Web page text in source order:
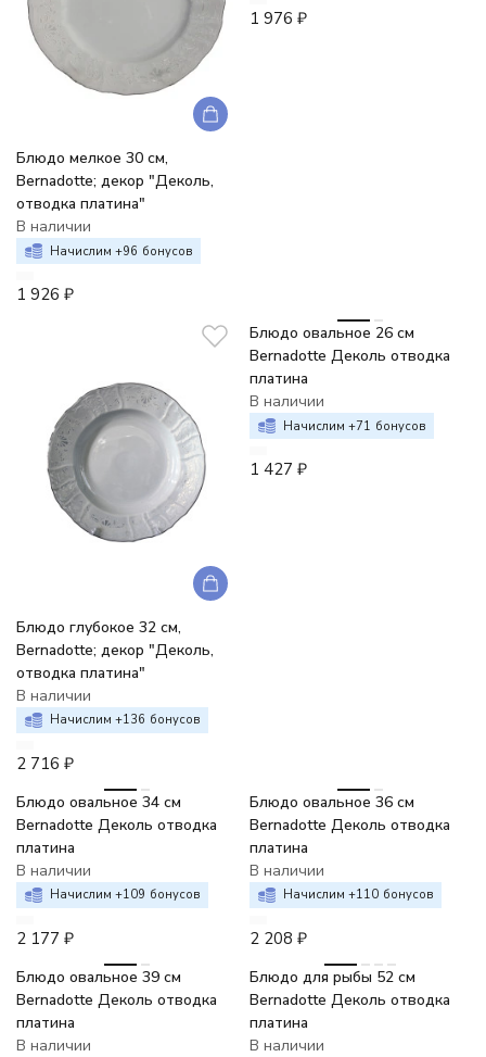
Блюдо мелкое 30 см,
Bernadotte; декор "Деколь,
отводка платина"
В наличии
Начислим +96 бонусов
1 926 ₽
1 976 ₽
Блюдо глубокое 32 см,
Bernadotte; декор "Деколь,
отводка платина"
В наличии
Начислим +136 бонусов
2 716 ₽
Блюдо овальное 26 см
Bernadotte Деколь отводка
платина
В наличии
Начислим +71 бонусов
1 427 ₽
Блюдо овальное 34 см
Bernadotte Деколь отводка
платина
В наличии
Начислим +109 бонусов
2 177 ₽
Блюдо овальное 36 см
Bernadotte Деколь отводка
платина
В наличии
Начислим +110 бонусов
2 208 ₽
Блюдо овальное 39 см
Bernadotte Деколь отводка
платина
В наличии
Блюдо для рыбы 52 см
Bernadotte Деколь отводка
платина
В наличии